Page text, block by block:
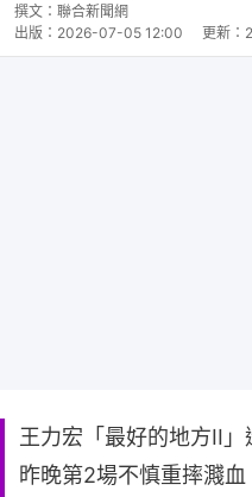
撰文： 聯合新聞網
出版： 2026-07-05 12:00 更新：
王力宏「最好的地方II」
昨晚第2場不慎重摔濺